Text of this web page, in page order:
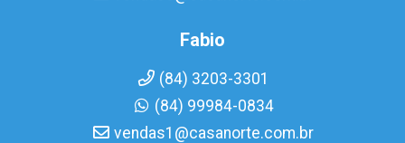
Fabio
(84) 3203-3301
(84) 99984-0834
vendas1@casanorte.com.br